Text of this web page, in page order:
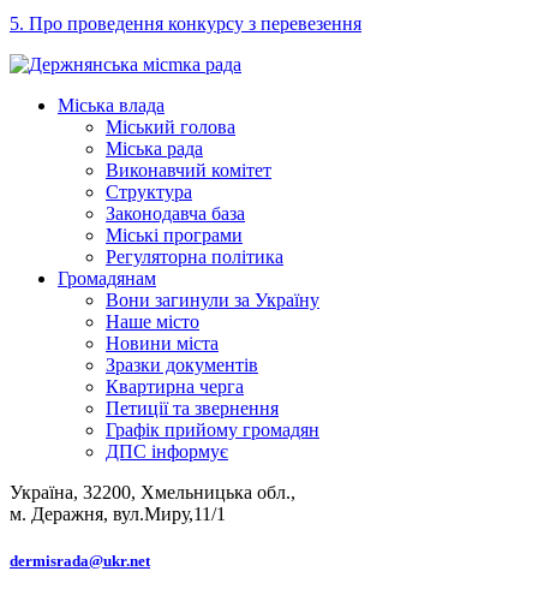
5. Про проведення конкурсу з перевезення
Міська влада
Міський голова
Міська рада
Виконавчий комітет
Структура
Законодавча база
Міські програми
Регуляторна політика
Громадянам
Вони загинули за Україну
Наше місто
Новини міста
Зразки документів
Квартирна черга
Петиції та звернення
Графік прийому громадян
ДПС інформує
Україна, 32200, Хмельницька обл.,
м. Деражня, вул.Миру,11/1
dermisrada@ukr.net